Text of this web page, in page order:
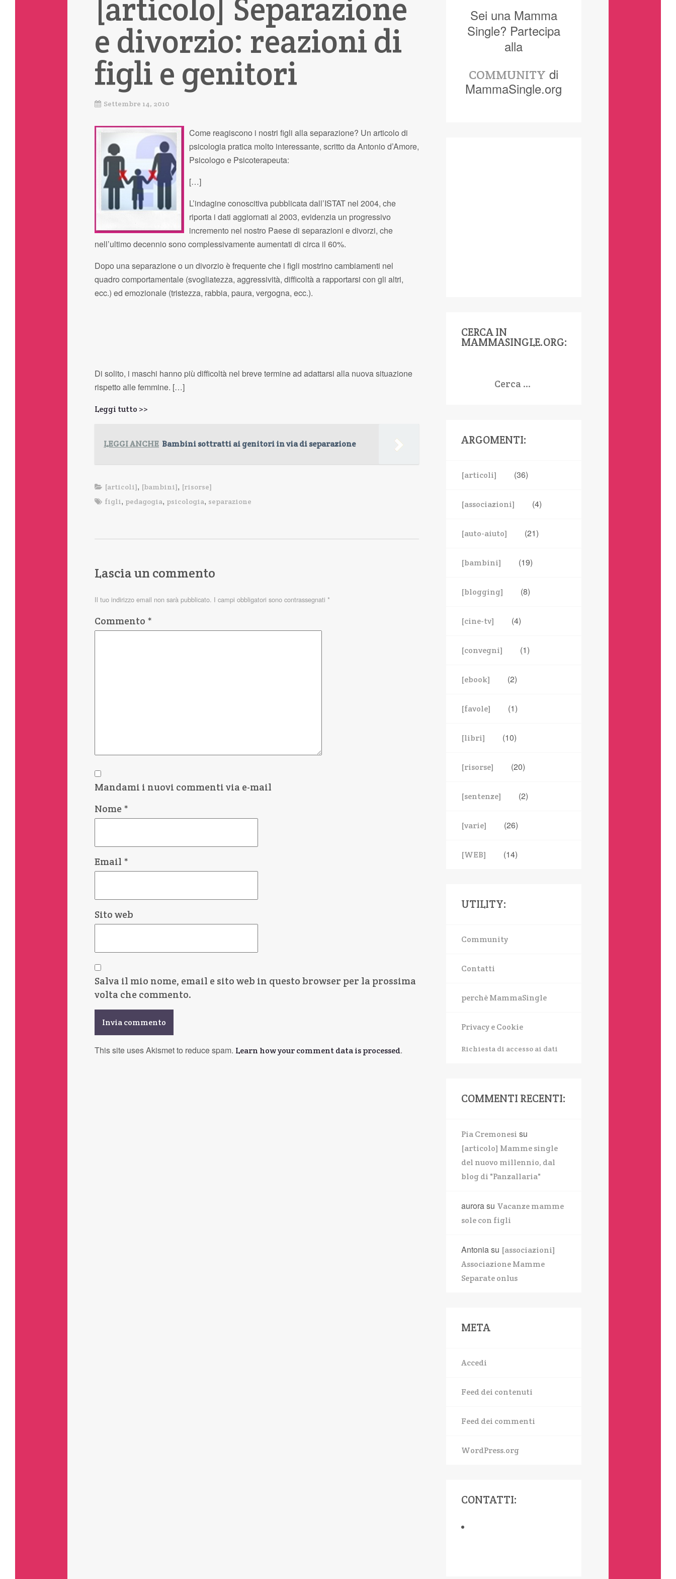
[articolo] Separazione
e divorzio: reazioni di
figli e genitori
Settembre 14, 2010
Come reagiscono i nostri figli alla separazione? Un articolo di
psicologia pratica molto interessante, scritto da Antonio d’Amore,
Psicologo e Psicoterapeuta:
[…]
L’indagine conoscitiva pubblicata dall’ISTAT nel 2004, che
riporta i dati aggiornati al 2003, evidenzia un progressivo
incremento nel nostro Paese di separazioni e divorzi, che
nell’ultimo decennio sono complessivamente aumentati di circa il 60%.
Dopo una separazione o un divorzio è frequente che i figli mostrino cambiamenti nel
quadro comportamentale (svogliatezza, aggressività, difficoltà a rapportarsi con gli altri,
ecc.) ed emozionale (tristezza, rabbia, paura, vergogna, ecc.).
Di solito, i maschi hanno più difficoltà nel breve termine ad adattarsi alla nuova situazione
rispetto alle femmine. […]
Leggi tutto >>
LEGGI ANCHE Bambini sottratti ai genitori in via di separazione
[articoli], [bambini], [risorse]
figli, pedagogia, psicologia, separazione
Lascia un commento
Il tuo indirizzo email non sarà pubblicato. I campi obbligatori sono contrassegnati*
Commento *
Mandami i nuovi commenti via e-mail
Nome *
Email *
Sito web
Salva il mio nome, email e sito web in questo browser per la prossima
volta che commento.
This site uses Akismet to reduce spam. Learn how your comment data is processed.
Sei una Mamma
Single? Partecipa
alla
COMMUNITY di
MammaSingle.org
CERCA IN
MAMMASINGLE.ORG:
ARGOMENTI:
[articoli] (36)
[associazioni] (4)
[auto-aiuto] (21)
[bambini] (19)
[blogging] (8)
[cine-tv] (4)
[convegni] (1)
[ebook] (2)
[favole] (1)
[libri] (10)
[risorse] (20)
[sentenze] (2)
[varie] (26)
[WEB] (14)
UTILITY:
Community
Contatti
perchè MammaSingle
Privacy e Cookie
Richiesta di accesso ai dati
COMMENTI RECENTI:
Pia Cremonesi su
[articolo] Mamme single
del nuovo millennio, dal
blog di "Panzallaria"
aurorasu Vacanze mamme
sole con figli
Antoniasu [associazioni]
Associazione Mamme
Separate onlus
META
Accedi
Feed dei contenuti
Feed dei commenti
WordPress.org
CONTATTI: